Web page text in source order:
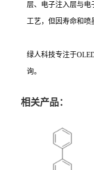
层、电子注入层与电
工艺，但因寿命和喷
绿人科技专注于
询。
相关产品：